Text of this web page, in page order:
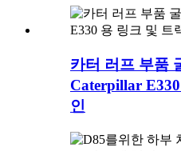
카터 러프 부품
Caterpillar
인